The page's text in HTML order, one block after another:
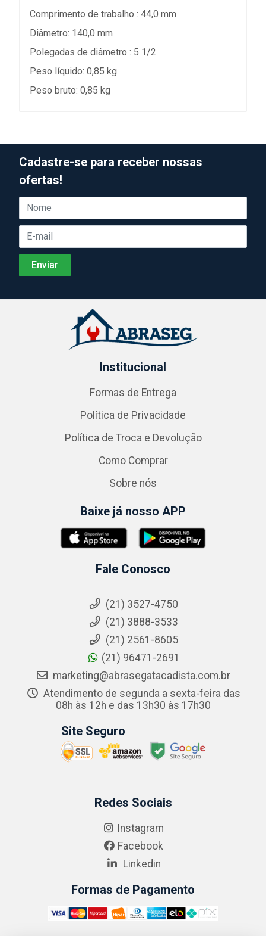
Comprimento de trabalho : 44,0 mm
Diâmetro: 140,0 mm
Polegadas de diâmetro : 5 1/2
Peso líquido: 0,85 kg
Peso bruto: 0,85 kg
Cadastre-se para receber nossas
ofertas!
Institucional
Formas de Entrega
Política de Privacidade
Política de Troca e Devolução
Como Comprar
Sobre nós
Baixe já nosso APP
Fale Conosco
(21) 3527-4750
(21) 3888-3533
(21) 2561-8605
(21) 96471-2691
marketing@abrasegatacadista.com.br
Atendimento de segunda a sexta-feira das
08h às 12h e das 13h30 às 17h30
Site Seguro
Redes Sociais
Instagram
Facebook
Linkedin
Formas de Pagamento